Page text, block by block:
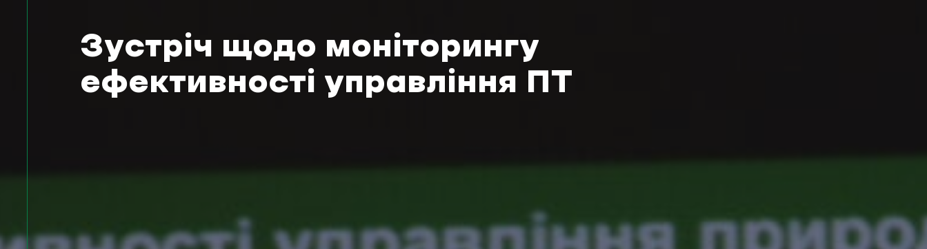
Зустріч щодо моніторингу
ефективності управління ПТ